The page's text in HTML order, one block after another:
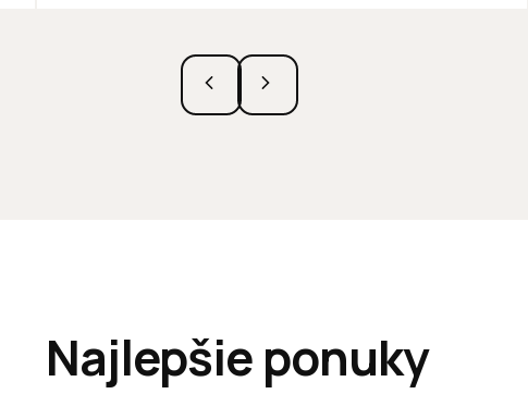
Najlepšie ponuky